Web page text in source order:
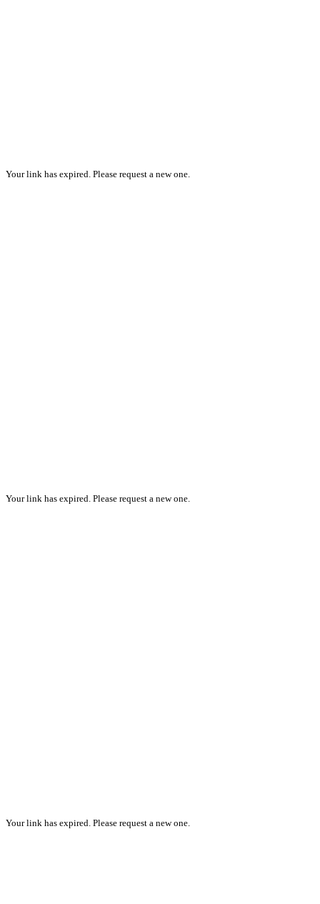
Your link has expired. Please request a new one.
Your link has expired. Please request a new one.
Your link has expired. Please request a new one.